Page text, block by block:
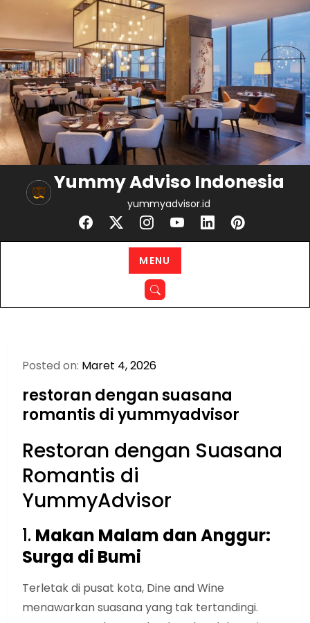
content
Yummy Adviso Indonesia
yummyadvisor.id
MENU
Posted on: Maret 4, 2026
restoran dengan suasana
romantis di yummyadvisor
Restoran dengan Suasana
Romantis di
YummyAdvisor
1. Makan Malam dan Anggur:
Surga di Bumi
Terletak di pusat kota, Dine and Wine
menawarkan suasana yang tak tertandingi.